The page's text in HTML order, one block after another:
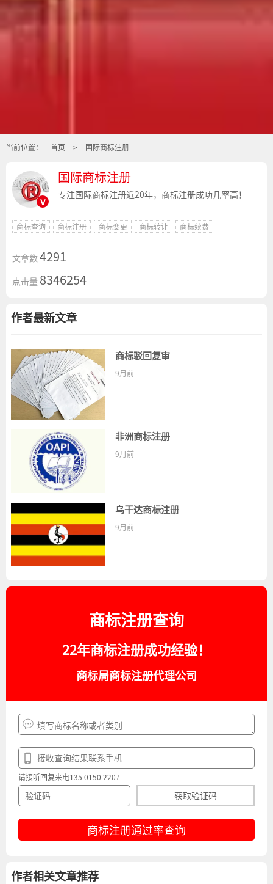
当前位置： 首页 > 国际商标注册
v
国际商标注册
专注国际商标注册近20年，商标注册成功几率高！
商标查询 商标注册 商标变更 商标转让 商标续费
文章数4291
点击量 8346254
作者最新文章
商标驳回复审
9月前
非洲商标注册
9月前
乌干达商标注册
9月前
商标注册查询
22年商标注册成功经验！
商标局商标注册代理公司
请接听回复来电135 0150 2207
获取验证码
商标注册通过率查询
作者相关文章推荐